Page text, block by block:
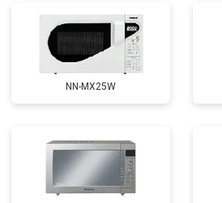
NN-MX25W